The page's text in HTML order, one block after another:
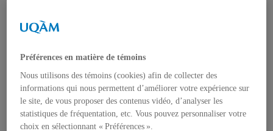
Département de danse
Département de musique
Département d'histoire de l'art
École des arts visuels et médiatiques
École supérieure de théâtre
Institut du patrimoine
Communication
Département de communication sociale et publique
Préférences en matière de témoins
Nous utilisons des témoins (cookies) afin de collecter des
informations qui nous permettent d’améliorer votre expérience sur
le site, de vous proposer des contenus vidéo, d’analyser les
statistiques de fréquentation, etc. Vous pouvez personnaliser votre
choix en sélectionnant « Préférences ».